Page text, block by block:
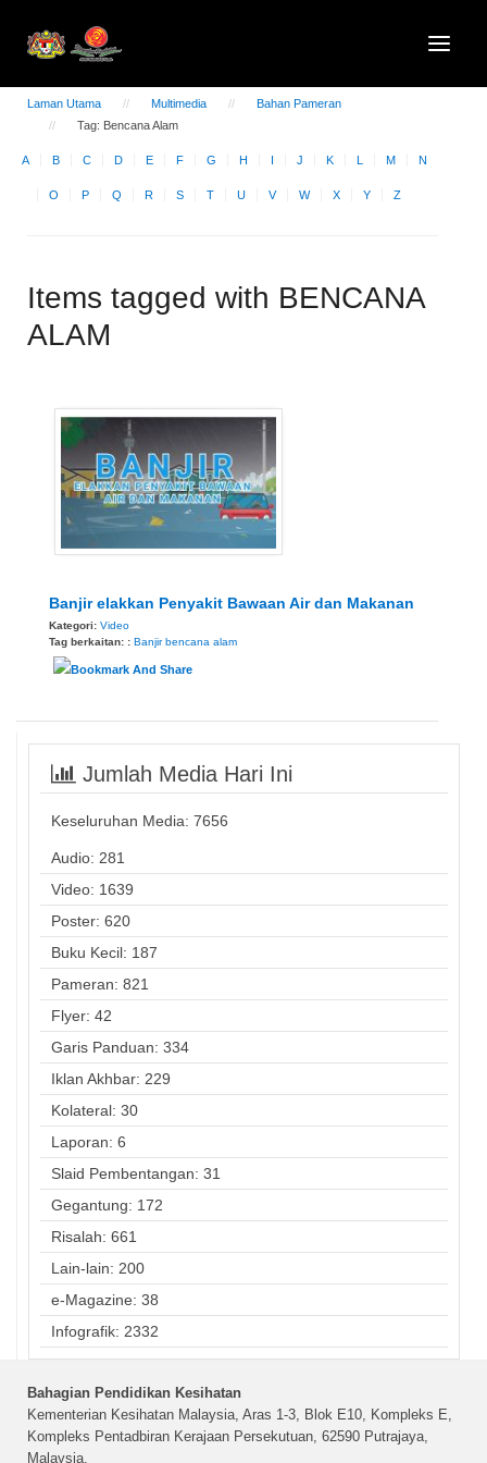
Laman Utama Multimedia
Bahan Pameran
Tag: Bencana Alam
A B C D E F G H I J K L M N
O P Q R S T U V W X Y Z
Items tagged with BENCANA
ALAM
Banjir elakkan Penyakit Bawaan Air dan Makanan
Kategori: Video
Tag berkaitan: : Banjir bencana alam
Jumlah Media Hari Ini
Keseluruhan Media: 7656
Audio: 281
Video: 1639
Poster: 620
Buku Kecil: 187
Pameran: 821
Flyer: 42
Garis Panduan: 334
Iklan Akhbar: 229
Kolateral: 30
Laporan: 6
Slaid Pembentangan: 31
Gegantung: 172
Risalah: 661
Lain-lain: 200
e-Magazine: 38
Infografik: 2332
Bahagian Pendidikan Kesihatan
Kementerian Kesihatan Malaysia, Aras 1-3, Blok E10, Kompleks E,
Kompleks Pentadbiran Kerajaan Persekutuan, 62590 Putrajaya,
Malaysia.